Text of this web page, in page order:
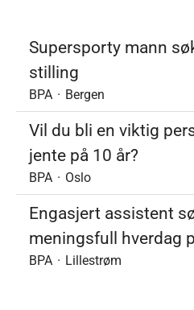
Supersporty mann
stilling
BPA · Bergen
Vil du bli en viktig
jente på 10 år?
BPA · Oslo
Engasjert assistent
meningsfull hverdag
BPA · Lillestrøm